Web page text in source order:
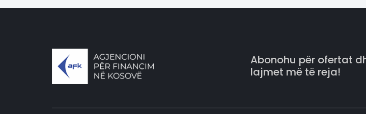
Abonohu për ofertat
lajmet më të reja!